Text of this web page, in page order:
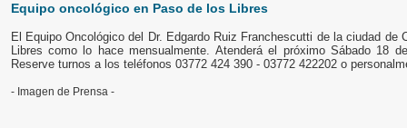
Equipo oncológico en Paso de los Libres
El Equipo Oncológico del Dr. Edgardo Ruiz Franchescutti de la ciudad de
Libres como lo hace mensualmente. Atenderá el próximo Sábado 18
Reserve turnos a los teléfonos 03772 424 390 - 03772 422202 o
- Imagen de Prensa -